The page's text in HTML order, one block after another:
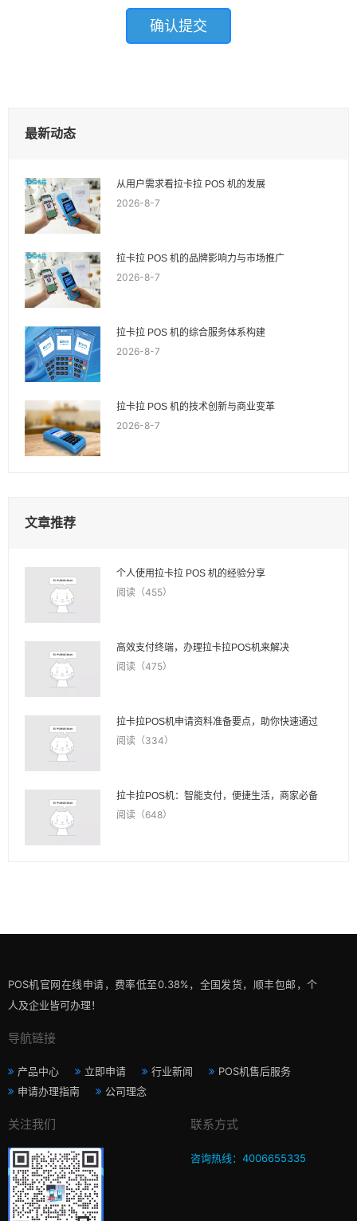
最新动态
从用户需求看拉卡拉 POS 机的发展
2026-8-7
拉卡拉 POS 机的品牌影响力与市场推广
2026-8-7
拉卡拉 POS 机的综合服务体系构建
2026-8-7
拉卡拉 POS 机的技术创新与商业变革
2026-8-7
文章推荐
个人使用拉卡拉 POS 机的经验分享
阅读（455）
高效支付终端，办理拉卡拉POS机来解决
阅读（475）
拉卡拉POS机申请资料准备要点，助你快速通过
阅读（334）
拉卡拉POS机：智能支付，便捷生活，商家必备
阅读（648）
POS机官网在线申请，费率低至0.38%，全国发货，顺丰包邮，个
人及企业皆可办理！
导航链接
产品中心 立即申请 行业新闻
POS机售后服务
申请办理指南
公司理念
关注我们 联系方式
咨询热线：4006655335